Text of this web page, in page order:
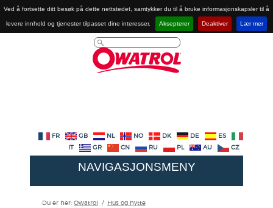
Ved å fortsette ditt besøk på dette nettstedet, samtykker du til å bruke informasjonskapsler til å
levere innhold og tjenester tilpasset dine interesser. Aksepterer Deaktiver Lær mer
FR GB NL NO DK DE
ES
IT
GR CN RU PL AU CZ
NAVIGASJONSMENY
Du er her: Owatrol / Hus og hytte